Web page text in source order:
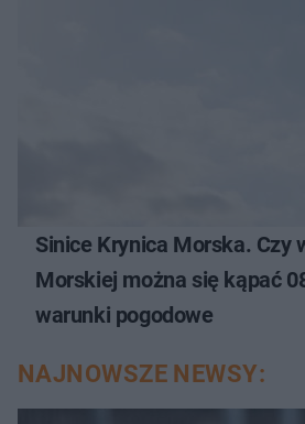
Sinice Krynica Morska. Czy
Morskiej można się kąpać
warunki pogodowe
NAJNOWSZE NEWSY: